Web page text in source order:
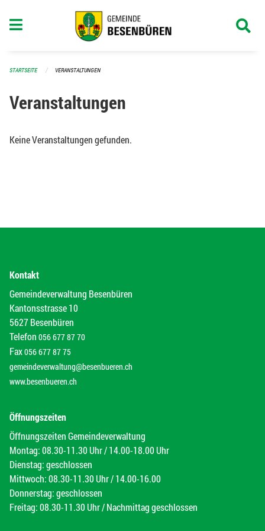
STARTSEITE VERANSTALTUNGEN
Veranstaltungen
Keine Veranstaltungen gefunden.
Kontakt
Gemeindeverwaltung Besenbüren
Kantonsstrasse 10
5627 Besenbüren
Telefon 056 677 87 70
Fax056 677 87 75
gemeindeverwaltung@besenbueren.ch
www.besenbueren.ch
Öffnungszeiten
Öffnungszeiten Gemeindeverwaltung
Montag: 08.30-11.30 Uhr / 14.00-18.00 Uhr
Dienstag: geschlossen
Mittwoch: 08.30-11.30 Uhr / 14.00-16.00
Donnerstag: geschlossen
Freitag: 08.30-11.30 Uhr / Nachmittag geschlossen